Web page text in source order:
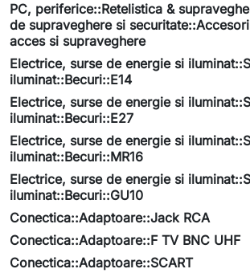
PC, periferice::Retelistica &
de supraveghere si
acces si supraveghere
Electrice, surse de energie si
iluminat::Becuri::E14
Electrice, surse de energie si
iluminat::Becuri::E27
Electrice, surse de energie si
iluminat::Becuri::MR16
Electrice, surse de energie si
iluminat::Becuri::GU10
Conectica::Adaptoare::Jack RCA
Conectica::Adaptoare::F TV BNC UHF
Conectica::Adaptoare::SCART